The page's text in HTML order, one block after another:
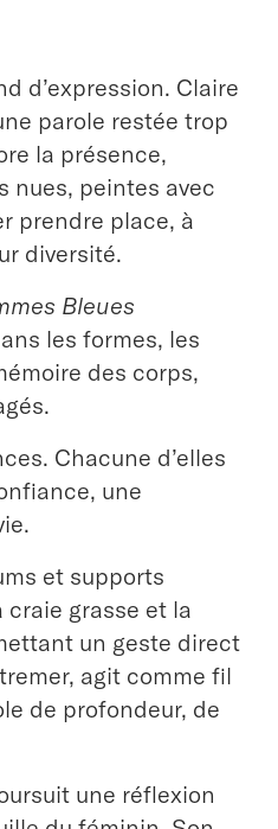
d’expression. Claire
parole restée trop
la présence,
nues, peintes avec
prendre place, à
diversité.
Bleues
les formes, les
des corps,
Chacune d’elles
une
et supports
grasse et la
un geste direct
agit comme fil
de profondeur, de
une réflexion